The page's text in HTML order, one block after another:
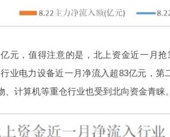
元，值得注意的是，北上资金近一月抢
业电力设备近一月净流入超83亿元，第
、计算机等重仓行业也受到北向资金青睐